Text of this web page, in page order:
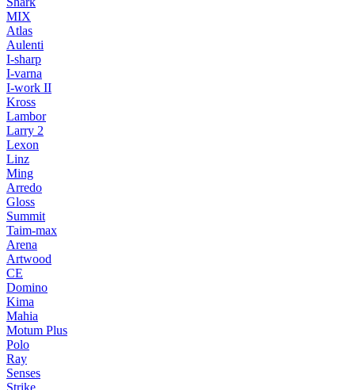
MIX
Atlas
Aulenti
I-sharp
I-varna
I-work II
Kross
Lambor
Larry 2
Lexon
Linz
Ming
Arredo
Gloss
Summit
Taim-max
Arena
Artwood
CE
Domino
Kima
Mahia
Motum Plus
Polo
Ray
Senses
Strike